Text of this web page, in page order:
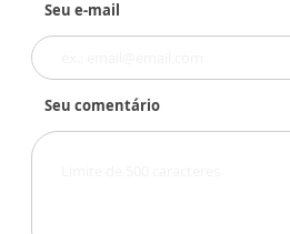
Seu e-mail
Seu comentário